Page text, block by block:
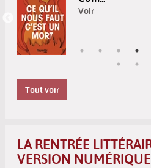
Voir
Tout voir
LA RENTRÉE
VERSION NUMÉRIQUE